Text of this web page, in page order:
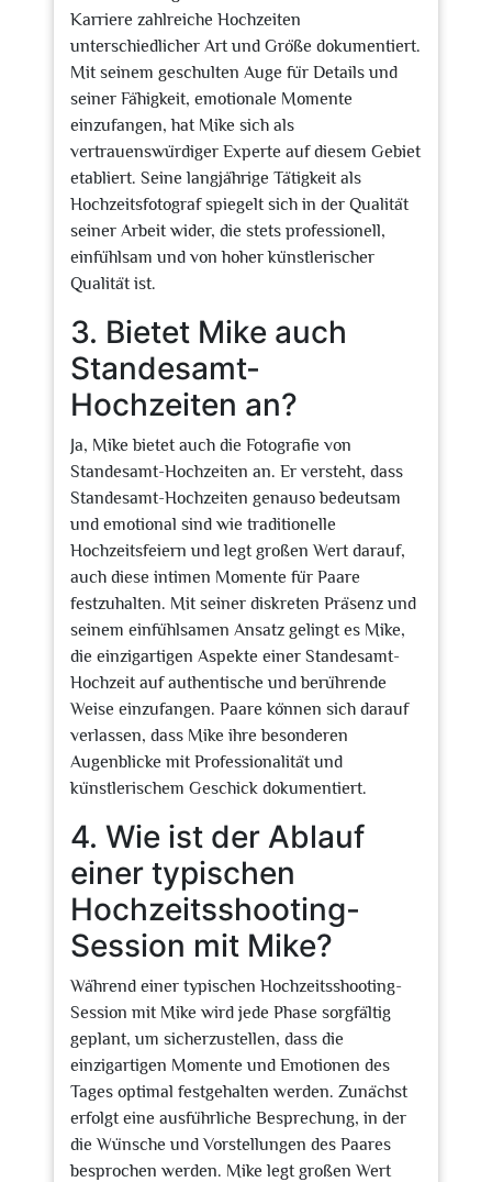
Karriere zahlreiche Hochzeiten
unterschiedlicher Art und Größe dokumentiert.
Mit seinem geschulten Auge für Details und
seiner Fähigkeit, emotionale Momente
einzufangen, hat Mike sich als
vertrauenswürdiger Experte auf diesem Gebiet
etabliert. Seine langjährige Tätigkeit als
Hochzeitsfotograf spiegelt sich in der Qualität
seiner Arbeit wider, die stets professionell,
einfühlsam und von hoher künstlerischer
Qualität ist.
3. Bietet Mike auch
Standesamt-
Hochzeiten an?
Ja, Mike bietet auch die Fotografie von
Standesamt-Hochzeiten an. Er versteht, dass
Standesamt-Hochzeiten genauso bedeutsam
und emotional sind wie traditionelle
Hochzeitsfeiern und legt großen Wert darauf,
auch diese intimen Momente für Paare
festzuhalten. Mit seiner diskreten Präsenz und
seinem einfühlsamen Ansatz gelingt es Mike,
die einzigartigen Aspekte einer Standesamt-
Hochzeit auf authentische und berührende
Weise einzufangen. Paare können sich darauf
verlassen, dass Mike ihre besonderen
Augenblicke mit Professionalität und
künstlerischem Geschick dokumentiert.
4. Wie ist der Ablauf
einer typischen
Hochzeitsshooting-
Session mit Mike?
Während einer typischen Hochzeitsshooting-
Session mit Mike wird jede Phase sorgfältig
geplant, um sicherzustellen, dass die
einzigartigen Momente und Emotionen des
Tages optimal festgehalten werden. Zunächst
erfolgt eine ausführliche Besprechung, in der
die Wünsche und Vorstellungen des Paares
besprochen werden. Mike legt großen Wert